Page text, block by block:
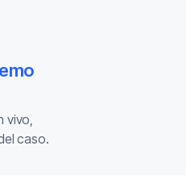
vivo,
caso.